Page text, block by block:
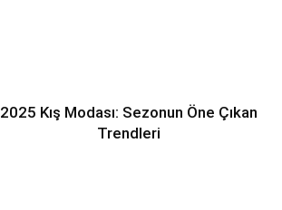
2025 Kış Modası: Sezonun Öne Çıkan
Trendleri